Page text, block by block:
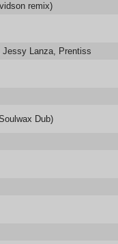
remix)
Jessy Lanza, Prentiss
Dub)